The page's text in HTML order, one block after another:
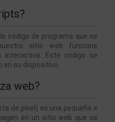
código de programa que se
sitio web funcione
Este código se
en su dispositivo.
web?
de píxel) es una pequeña e
en un sitio web que se